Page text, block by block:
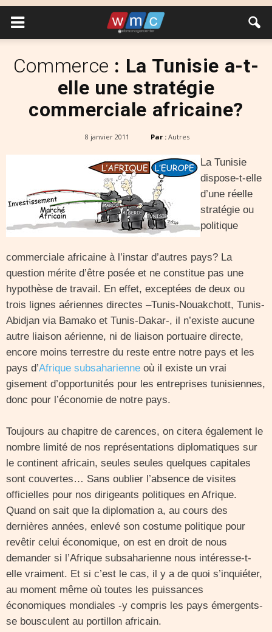
Commerce : La Tunisie a-t-
elle une stratégie
commerciale africaine?
8 janvier 2011 Par : Autres
La Tunisie
dispose-t-elle
d’une réelle
stratégie ou
politique
commerciale africaine à l’instar d’autres pays? La
question mérite d’être posée et ne constitue pas une
hypothèse de travail. En effet, exceptées de deux ou
trois lignes aériennes directes –Tunis-Nouakchott, Tunis-
Abidjan via Bamako et Tunis-Dakar-, il n’existe aucune
autre liaison aérienne, ni de liaison portuaire directe,
encore moins terrestre du reste entre notre pays et les
pays d’Afrique subsaharienne où il existe un vrai
gisement d’opportunités pour les entreprises tunisiennes,
donc pour l’économie de notre pays.
Toujours au chapitre de carences, on citera également le
nombre limité de nos représentations diplomatiques sur
le continent africain, seules seules quelques capitales
sont couvertes… Sans oublier l’absence de visites
officielles pour nos dirigeants politiques en Afrique.
Quand on sait que la diplomation a, au cours des
dernières années, enlevé son costume politique pour
revêtir celui économique, on est en droit de nous
demander si l’Afrique subsaharienne nous intéresse-t-
elle vraiment. Et si c’est le cas, il y a de quoi s’inquiéter,
au moment même où toutes les puissances
économiques mondiales -y compris les pays émergents-
se bousculent au portillon africain.